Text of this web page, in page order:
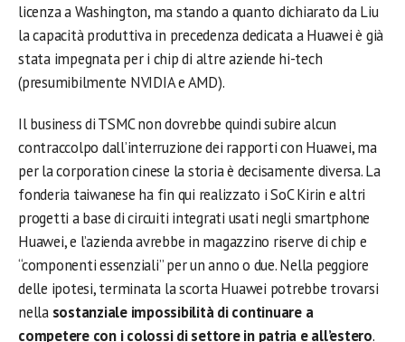
licenza a Washington, ma stando a quanto dichiarato da Liu
la capacità produttiva in precedenza dedicata a Huawei è già
stata impegnata per i chip di altre aziende hi-tech
(presumibilmente NVIDIA e AMD).
Il business di TSMC non dovrebbe quindi subire alcun
contraccolpo dall’interruzione dei rapporti con Huawei, ma
per la corporation cinese la storia è decisamente diversa. La
fonderia taiwanese ha fin qui realizzato i SoC Kirin e altri
progetti a base di circuiti integrati usati negli smartphone
Huawei, e l’azienda avrebbe in magazzino riserve di chip e
“componenti essenziali” per un anno o due. Nella peggiore
delle ipotesi, terminata la scorta Huawei potrebbe trovarsi
nella sostanziale impossibilità di continuare a
competere con i colossi di settore in patria e all’estero.